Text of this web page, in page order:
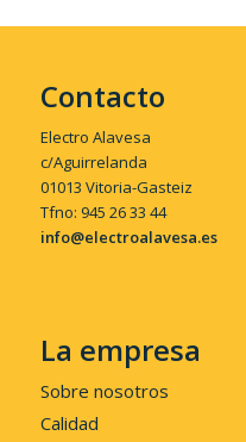
Contacto
Electro Alavesa
c/Aguirrelanda
01013 Vitoria-Gasteiz
Tfno: 945 26 33 44
info@electroalavesa.es
La empresa
Sobre nosotros
Calidad